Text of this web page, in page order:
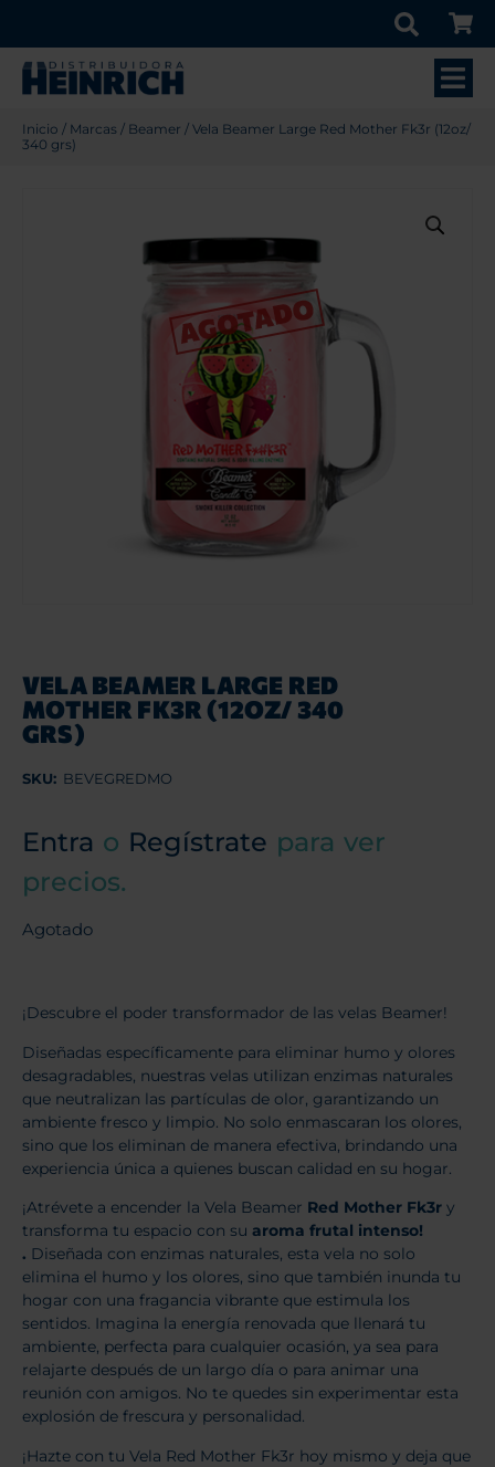
Inicio / Marcas / Beamer / Vela Beamer Large Red Mother Fk3r (12oz/
340 grs)
VELA BEAMER LARGE RED
MOTHER FK3R (12OZ/ 340
GRS)
SKU: BEVEGREDMO
Entra o Regístrate para ver
precios.
Agotado
¡Descubre el poder transformador de las velas Beamer!
Diseñadas específicamente para eliminar humo y olores
desagradables, nuestras velas utilizan enzimas naturales
que neutralizan las partículas de olor, garantizando un
ambiente fresco y limpio. No solo enmascaran los olores,
sino que los eliminan de manera efectiva, brindando una
experiencia única a quienes buscan calidad en su hogar.
¡Atrévete a encender la Vela Beamer Red Mother Fk3r y
transforma tu espacio con su aroma frutal intenso!
. Diseñada con enzimas naturales, esta vela no solo
elimina el humo y los olores, sino que también inunda tu
hogar con una fragancia vibrante que estimula los
sentidos. Imagina la energía renovada que llenará tu
ambiente, perfecta para cualquier ocasión, ya sea para
relajarte después de un largo día o para animar una
reunión con amigos. No te quedes sin experimentar esta
explosión de frescura y personalidad.
¡Hazte con tu Vela Red Mother Fk3r hoy mismo y deja que